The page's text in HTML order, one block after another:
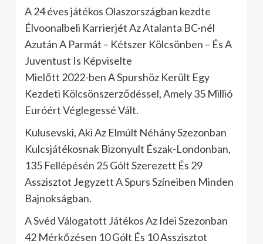
A 24 éves játékos Olaszországban kezdte
Élvoonalbeli Karrierjét Az Atalanta BC-nél
Azután A Parmát – Kétszer Kölcsönben – És A
Juventust Is Képviselte
Mielőtt 2022-ben A Spurshöz Került Egy
Kezdeti Kölcsönszerződéssel, Amely 35 Millió
Euróért Véglegessé Vált.
Kulusevski, Aki Az Elmúlt Néhány Szezonban
Kulcsjátékosnak Bizonyult Észak-Londonban,
135 Fellépésén 25 Gólt Szerezett És 29
Asszisztot Jegyzett A Spurs Színeiben Minden
Bajnokságban.
A Svéd Válogatott Játékos Az Idei Szezonban
42 Mérkőzésen 10 Gólt És 10 Asszisztot